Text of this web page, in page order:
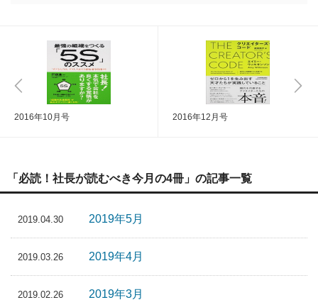
2016年10月号 2016年12月号
「必読！社長が読むべき今月の4冊」の記事一覧
2019.04.30 2019年5月
2019.03.26 2019年4月
2019.02.26 2019年3月